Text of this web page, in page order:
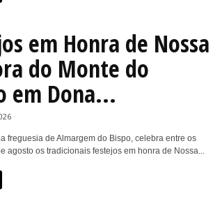
em Honra de Nossa
do Monte do
em Dona...
freguesia de Almargem do Bispo, celebra entre os
agosto os tradicionais festejos em honra de Nossa...